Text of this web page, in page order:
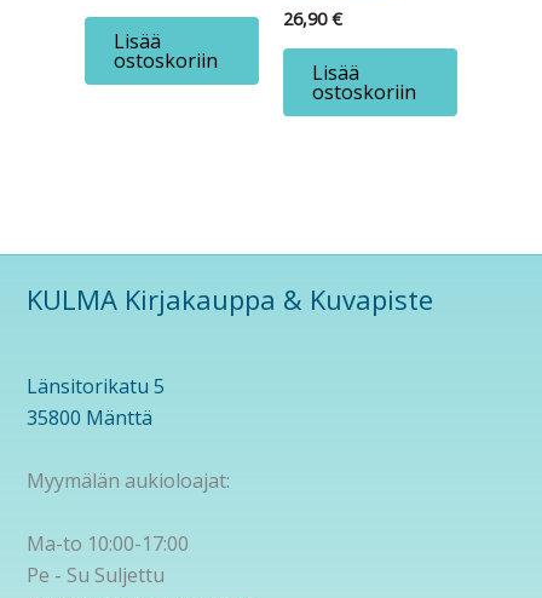
Lisää
ostoskoriin
26,90€
Lisää
ostoskoriin
KULMA Kirjakauppa & Kuvapiste
Länsitorikatu 5
35800 Mänttä
Myymälän aukioloajat:
Ma-to 10:00-17:00
Pe - Su Suljettu